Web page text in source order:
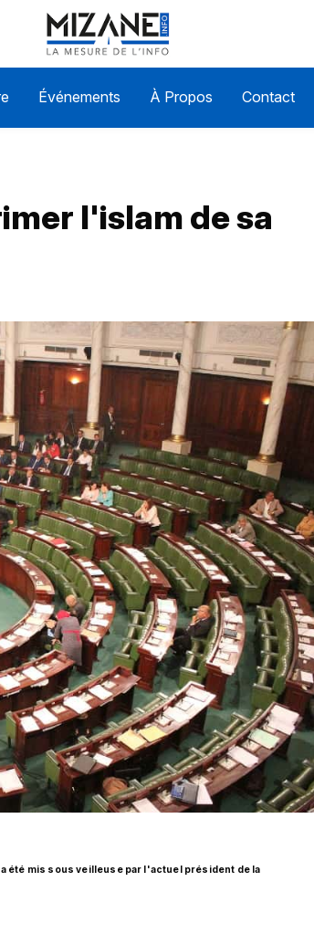
Événements À Propos Contact
l'islam de sa
été mis sous veilleuse par l'actuel président de la